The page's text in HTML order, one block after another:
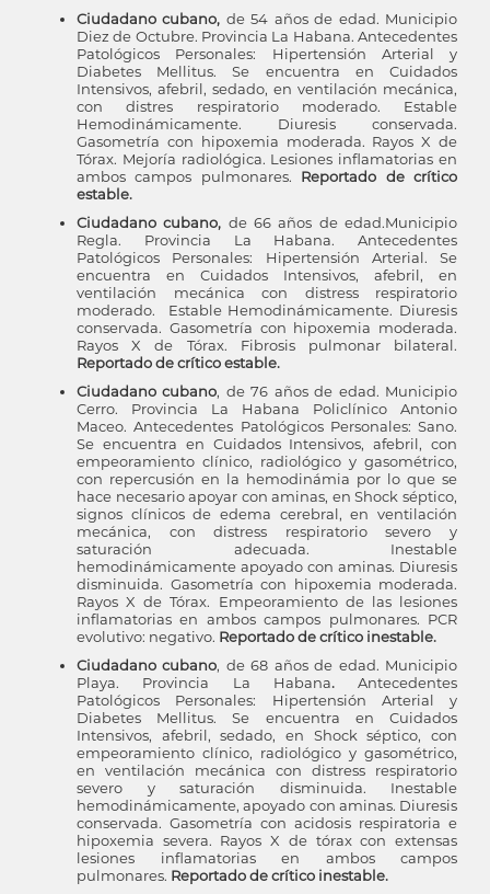
Ciudadano cubano, de 54 años de edad. Municipio
Diez de Octubre. Provincia La Habana. Antecedentes
Patológicos Personales: Hipertensión Arterial y
Diabetes Mellitus. Se encuentra en Cuidados
Intensivos, afebril, sedado, en ventilación mecánica,
con distres respiratorio moderado. Estable
Hemodinámicamente. Diuresis conservada.
Gasometría con hipoxemia moderada. Rayos X de
Tórax. Mejoría radiológica. Lesiones inflamatorias en
ambos campos pulmonares. Reportado de crítico
estable.
Ciudadano cubano, de 66 años de edad.Municipio
Regla. Provincia La Habana. Antecedentes
Patológicos Personales: Hipertensión Arterial. Se
encuentra en Cuidados Intensivos, afebril, en
ventilación mecánica con distress respiratorio
moderado. Estable Hemodinámicamente. Diuresis
conservada. Gasometría con hipoxemia moderada.
Rayos X de Tórax. Fibrosis pulmonar bilateral.
Reportado de crítico estable.
Ciudadano cubano, de 76 años de edad. Municipio
Cerro. Provincia La Habana Policlínico Antonio
Maceo. Antecedentes Patológicos Personales: Sano.
Se encuentra en Cuidados Intensivos, afebril, con
empeoramiento clínico, radiológico y gasométrico,
con repercusión en la hemodinámia por lo que se
hace necesario apoyar con aminas, en Shock séptico,
signos clínicos de edema cerebral, en ventilación
mecánica, con distress respiratorio severo y
saturación adecuada. Inestable
hemodinámicamente apoyado con aminas. Diuresis
disminuida. Gasometría con hipoxemia moderada.
Rayos X de Tórax. Empeoramiento de las lesiones
inflamatorias en ambos campos pulmonares. PCR
evolutivo: negativo. Reportado de crítico inestable.
Ciudadano cubano, de 68 años de edad. Municipio
Playa. Provincia La Habana. Antecedentes
Patológicos Personales: Hipertensión Arterial y
Diabetes Mellitus. Se encuentra en Cuidados
Intensivos, afebril, sedado, en Shock séptico, con
empeoramiento clínico, radiológico y gasométrico,
en ventilación mecánica con distress respiratorio
severo y saturación disminuida. Inestable
hemodinámicamente, apoyado con aminas. Diuresis
conservada. Gasometría con acidosis respiratoria e
hipoxemia severa. Rayos X de tórax con extensas
lesiones inflamatorias en ambos campos
pulmonares. Reportado de crítico inestable.